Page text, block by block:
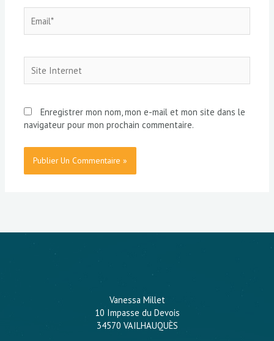
Internet
Enregistrer mon nom, mon e-mail et mon site dans le
navigateur pour mon prochain commentaire.
Vanessa Millet
10 Impasse du Devois
34570 VAILHAUQUÈS